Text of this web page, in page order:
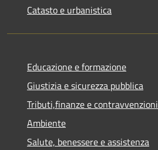
Catasto e urbanistica
Educazione e formazione
Giustizia e sicurezza pubblica
Tributi,finanze e contravvenzioni
Ambiente
Salute, benessere e assistenza